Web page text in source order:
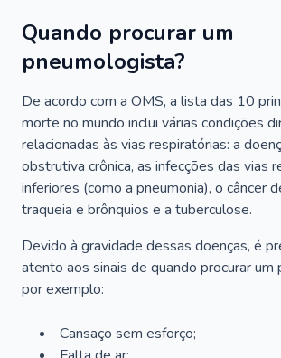
Quando procurar um
pneumologista?
De acordo com a OMS, a lista das 10
morte no mundo inclui várias condições
relacionadas às vias respiratórias: a
obstrutiva crônica, as infecções das vias
inferiores (como a pneumonia), o câncer
traqueia e brônquios e a tuberculose.
Devido à gravidade dessas doenças, é
atento aos sinais de quando procurar um
por exemplo:
Cansaço sem esforço;